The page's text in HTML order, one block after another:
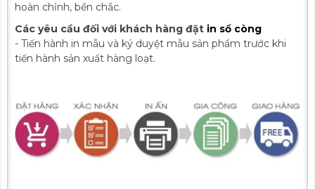
hoàn chỉnh, bền chắc.
Các yêu cầu đối với khách hàng đặt in sổ còng
- Tiến hành in mẫu và ký duyệt mẫu sản phẩm trước khi
tiến hành sản xuất hàng loạt.